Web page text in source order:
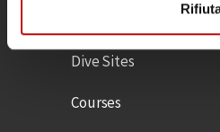
EXPERIENCES
Dive Sites
Courses